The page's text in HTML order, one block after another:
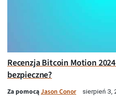
Recenzja Bitcoin Motion
bezpieczne?
Za pomocąJason Conor sierpień 3,